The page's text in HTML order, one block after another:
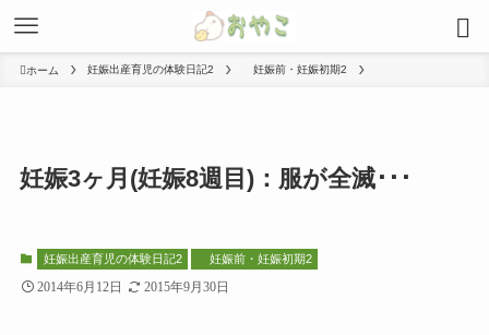
ホーム 妊娠出産育児の体験日記2 妊娠前・妊娠初期2
妊娠3ヶ月(妊娠8週目)：服が全滅･･･
妊娠出産育児の体験日記2 妊娠前・妊娠初期2
2014年6月12日 2015年9月30日